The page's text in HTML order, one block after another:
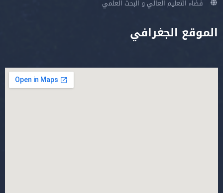
فضاء التعليم العالي و البحث العلمي
الموقع الجغرافي